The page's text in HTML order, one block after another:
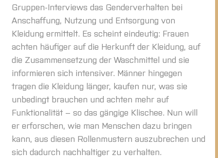
Gruppen-Interviews das Genderverhalten bei
Anschaffung, Nutzung und Entsorgung von
Kleidung ermittelt. Es scheint eindeutig: Frauen
achten häufiger auf die Herkunft der Kleidung, auf
die Zusammensetzung der Waschmittel und sie
informieren sich intensiver. Männer hingegen
tragen die Kleidung länger, kaufen nur, was sie
unbedingt brauchen und achten mehr auf
Funktionalität – so das gängige Klischee. Nun will
er erforschen, wie man Menschen dazu bringen
kann, aus diesen Rollenmustern auszubrechen und
sich dadurch nachhaltiger zu verhalten.